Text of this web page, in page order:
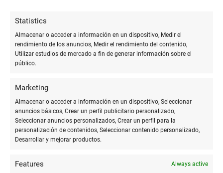
Statistics
Almacenar o acceder a información en un dispositivo, Medir el
rendimiento de los anuncios, Medir el rendimiento del contenido,
Utilizar estudios de mercado a fin de generar información sobre el
público.
Marketing
Almacenar o acceder a información en un dispositivo, Seleccionar
anuncios básicos, Crear un perfil publicitario personalizado,
Seleccionar anuncios personalizados, Crear un perfil para la
personalización de contenidos, Seleccionar contenido personalizado,
Desarrollar y mejorar productos.
Features
Always active
bocetos e ideas creativas, y los profesionales en diversas
áreas recurren a ellos para jot down notas durante reuniones
o para planificar proyectos.
Para aquellos interesados en la productividad y la
organización personal, el método bullet journaling ha
revolucionado la forma de utilizarlos. Este sistema permite
combinar agendas, listas de tareas, seguimiento de hábitos y
notas personales, todo en un compacto y versátil cuaderno de
bolsillo.
De igual manera, personas de todas las edades encuentran en